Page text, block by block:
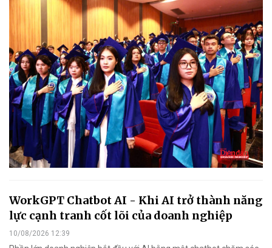
WorkGPT Chatbot AI - Khi AI trở thành năng
lực cạnh tranh cốt lõi của doanh nghiệp
10/08/2026 12:39